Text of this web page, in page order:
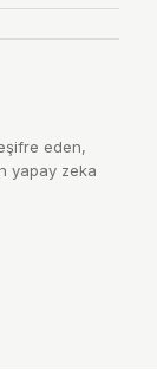
eden,
yapay zeka